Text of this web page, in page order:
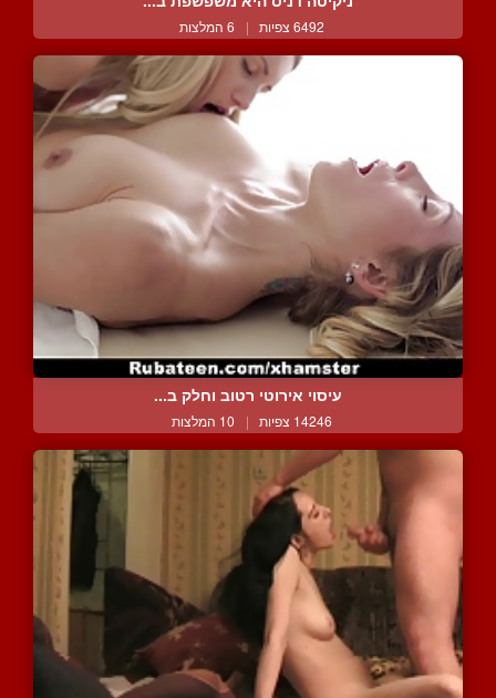
6492 צפיות | 6 המלצות
עיסוי אירוטי רטוב וחלק ב...
14246 צפיות | 10 המלצות